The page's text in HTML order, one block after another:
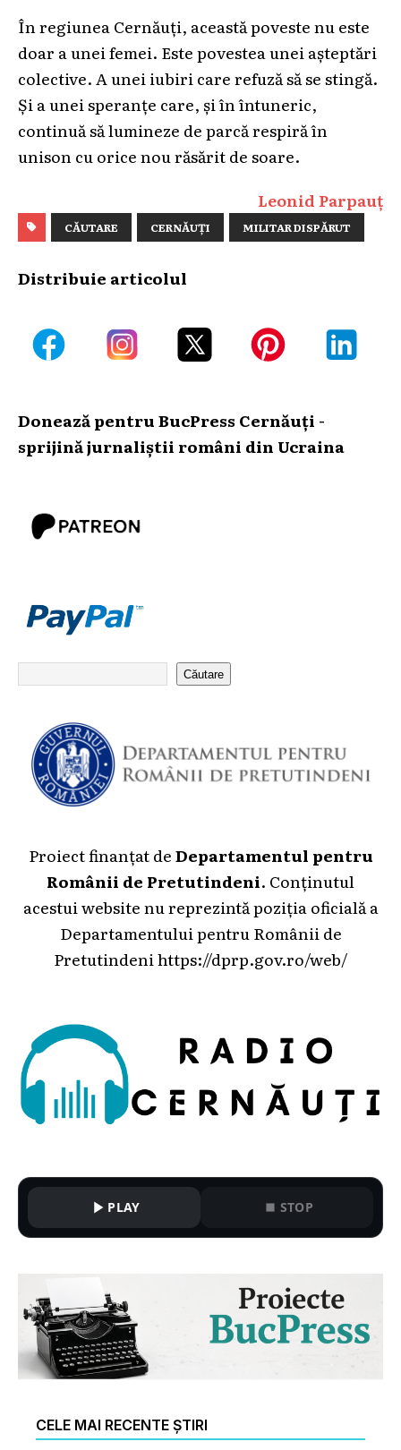
În regiunea Cernăuți, această poveste nu este
doar a unei femei. Este povestea unei așteptări
colective. A unei iubiri care refuză să se stingă.
Și a unei speranțe care, și în întuneric,
continuă să lumineze de parcă respiră în
unison cu orice nou răsărit de soare.
Leonid Parpauț
CĂUTARE CERNĂUȚI MILITAR DISPĂRUT
Distribuie articolul
Donează pentru BucPress Cernăuți -
sprijină jurnaliștii români din Ucraina
Căutare
Proiect finanțat deDepartamentul pentru
Românii de Pretutindeni. Conținutul
acestui website nu reprezintă poziția oficială a
Departamentului pentru Românii de
Pretutindenihttps://dprp.gov.ro/web/
PLAY STOP
CELE MAI RECENTE ȘTIRI